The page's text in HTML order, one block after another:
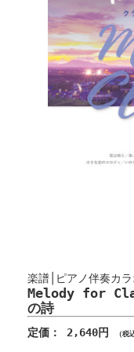
楽譜│ピアノ伴奏カラ
Melody for
の詩
定価： 2,640円 （税